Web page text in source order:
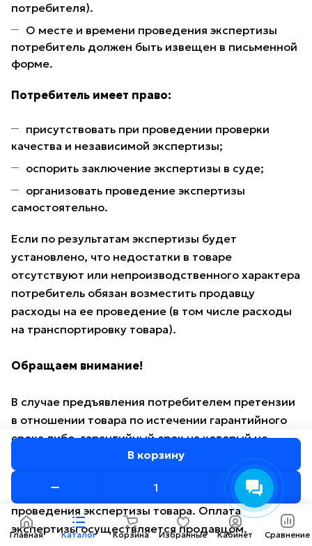
В корзину
потребителя).
О месте и времени проведения экспертизы
потребитель должен быть извещен в письменной
форме.
Потребитель имеет право:
присутствовать при проведении проверки
качества и независимой экспертизы;
оспорить заключение экспертизы в суде;
организовать проведение экспертизы
самостоятельно.
Если по результатам экспертизы будет
установлено, что недостатки в товаре
отсутствуют или непроизводственного характера
потребитель обязан возместить продавцу
расходы на ее проведение (в том числе расходы
на транспортировку товара).
Обращаем внимание!
В случае предъявления потребителем претензии
в отношении товара по истечении гарантийного
срока либо, гарантийный срок на который не
установлен, ответственность по доказыванию
возлагается на потребителя: он должен подать
заявление в экспертную организацию для
проведения экспертизы товара. Оплата
экспертизы осуществляется продавцом.
Главная Каталог Корзина Избранные Кабинет Сравнение